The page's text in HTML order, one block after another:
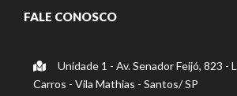
FALE CONOSCO
Unidade 1 - Av. Senador Feijó, 823 -
Carros - Vila Mathias - Santos/ SP